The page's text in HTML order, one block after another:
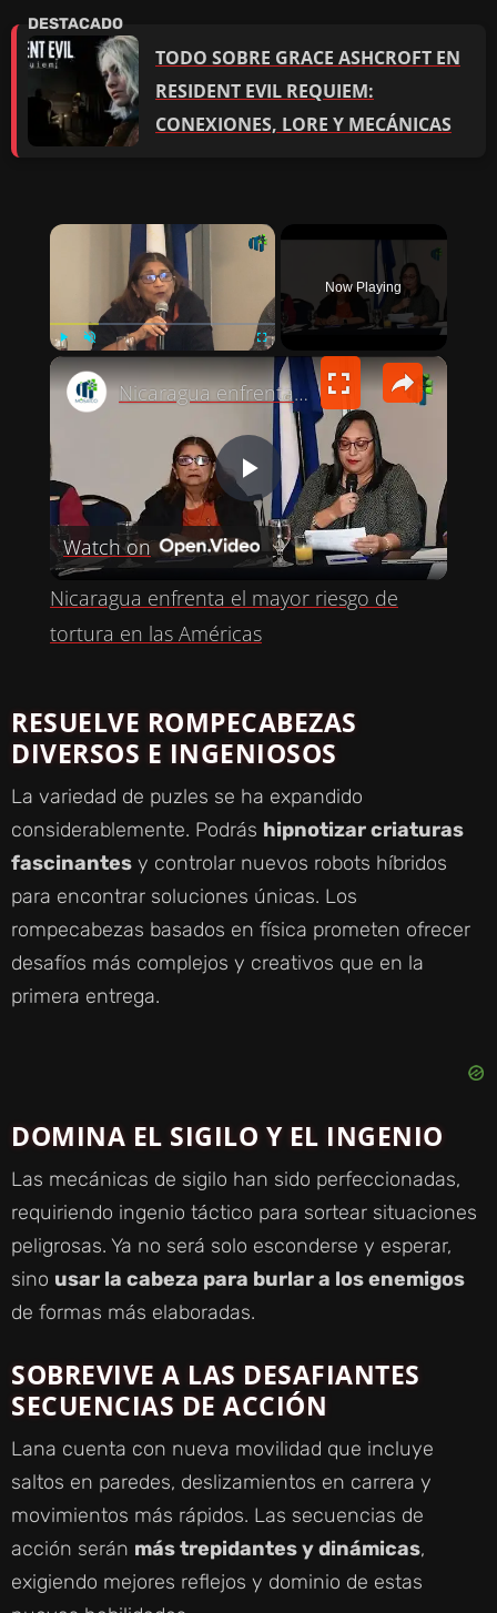
TODO SOBRE GRACE ASHCROFT EN
RESIDENT EVIL REQUIEM:
CONEXIONES, LORE Y MECÁNICAS
×
FULLSCREEN
Now Playing
×
P
L
A
V
I
D
E
Nicaragua enfrenta el mayor riesgo de tortura en las Américas
Watch on
Nicaragua enfrenta el mayor riesgo de
tortura en las Américas
RESUELVE ROMPECABEZAS
DIVERSOS E INGENIOSOS
La variedad de puzles se ha expandido
considerablemente. Podrás hipnotizar criaturas
fascinantes y controlar nuevos robots híbridos
para encontrar soluciones únicas. Los
rompecabezas basados en física prometen ofrecer
desafíos más complejos y creativos que en la
primera entrega.
DOMINA EL SIGILO Y EL INGENIO
Las mecánicas de sigilo han sido perfeccionadas,
requiriendo ingenio táctico para sortear situaciones
peligrosas. Ya no será solo esconderse y esperar,
sino usar la cabeza para burlar a los enemigos
de formas más elaboradas.
SOBREVIVE A LAS DESAFIANTES
SECUENCIAS DE ACCIÓN
Lana cuenta con nueva movilidad que incluye
saltos en paredes, deslizamientos en carrera y
movimientos más rápidos. Las secuencias de
acción serán más trepidantes y dinámicas,
exigiendo mejores reflejos y dominio de estas